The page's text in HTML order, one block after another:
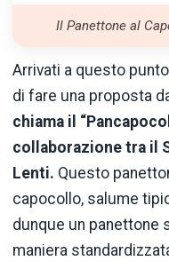
Il Panettone al
Arrivati a questo
di fare una proposta
chiama il
collaborazione tra il
Lenti. Questo
capocollo, salume
dunque un panettone
maniera